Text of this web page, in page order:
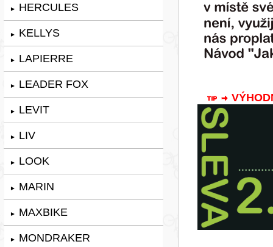
► HERCULES
► KELLYS
► LAPIERRE
► LEADER FOX
► LEVIT
► LIV
► LOOK
► MARIN
► MAXBIKE
► MONDRAKER